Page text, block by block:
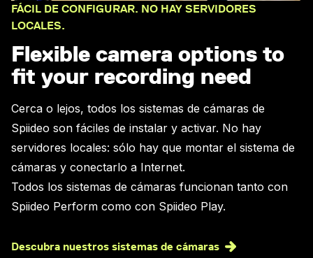
FÁCIL DE CONFIGURAR. NO HAY SERVIDORES
LOCALES.
Flexible camera options to
fit your recording need
Cerca o lejos, todos los sistemas de cámaras de
Spiideo son fáciles de instalar y activar. No hay
servidores locales: sólo hay que montar el sistema de
cámaras y conectarlo a Internet.
Todos los sistemas de cámaras funcionan tanto con
Spiideo Perform como con Spiideo Play.
Descubra nuestros sistemas de cámaras